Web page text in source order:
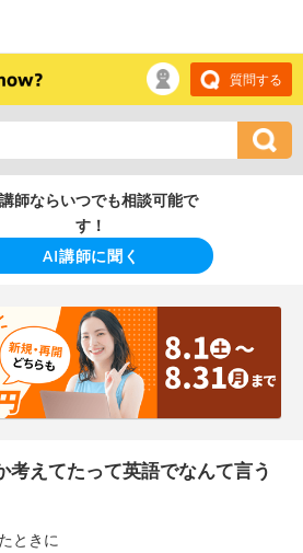
質問する
師ならいつでも相談可能で
す！
AI講師に聞く
考えてたって英語でなんて言う
ときに